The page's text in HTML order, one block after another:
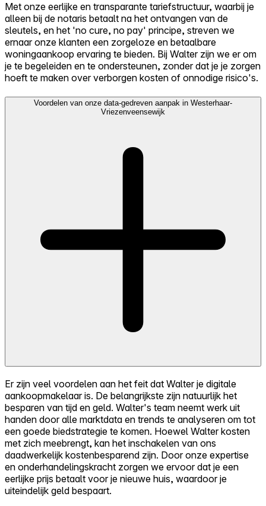
Met onze eerlijke en transparante tariefstructuur, waarbij je
alleen bij de notaris betaalt na het ontvangen van de
sleutels, en het 'no cure, no pay' principe, streven we
ernaar onze klanten een zorgeloze en betaalbare
woningaankoop ervaring te bieden. Bij Walter zijn we er om
je te begeleiden en te ondersteunen, zonder dat je je zorgen
hoeft te maken over verborgen kosten of onnodige risico's.
Voordelen van onze data-gedreven aanpak in Westerhaar-
Vriezenveensewijk
Er zijn veel voordelen aan het feit dat Walter je digitale
aankoopmakelaar is. De belangrijkste zijn natuurlijk het
besparen van tijd en geld. Walter's team neemt werk uit
handen door alle marktdata en trends te analyseren om tot
een goede biedstrategie te komen. Hoewel Walter kosten
met zich meebrengt, kan het inschakelen van ons
daadwerkelijk kostenbesparend zijn. Door onze expertise
en onderhandelingskracht zorgen we ervoor dat je een
eerlijke prijs betaalt voor je nieuwe huis, waardoor je
uiteindelijk geld bespaart.